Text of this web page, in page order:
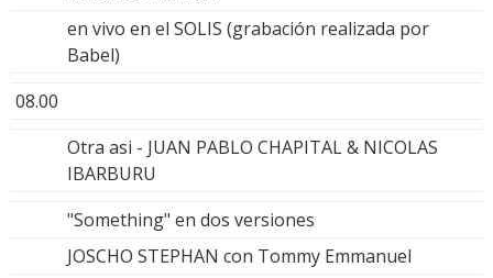
en vivo en el SOLIS (grabación realizada por
Babel)
08.00
Otra asi - JUAN PABLO CHAPITAL & NICOLAS
IBARBURU
"Something" en dos versiones
JOSCHO STEPHAN con Tommy Emmanuel